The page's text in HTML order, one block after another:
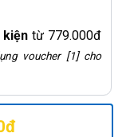
kiện từ 779.000đ
voucher [1] cho